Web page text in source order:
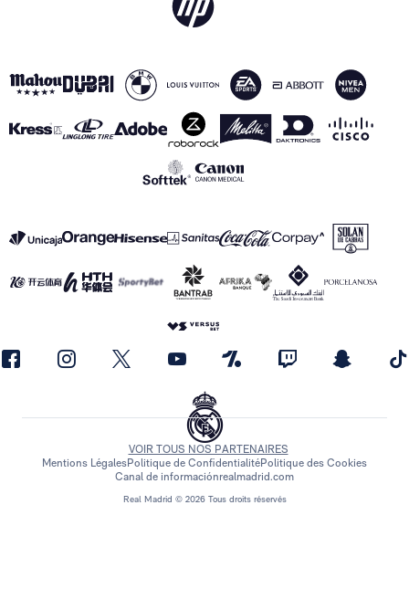
Real Madrid © 2026 Tous droits réservés
VOIR TOUS NOS PARTENAIRES
Mentions LégalesPolitique de ConfidentialitéPolitique des Cookies
Canal de informaciónrealmadrid.com